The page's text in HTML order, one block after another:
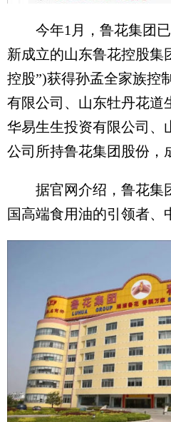
今年1月，鲁花集团已
新成立的山东鲁花控股集
控股”)获得孙孟全家族控
有限公司、山东牡丹花道
华易生生投资有限公司、
公司所持鲁花集团股份，
据官网介绍，鲁花集
国高端食用油的引领者、